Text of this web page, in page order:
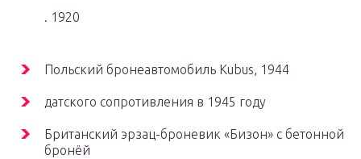
. 1920
Польский бронеавтомобиль Kubus, 1944
датского сопротивления в 1945 году
Британский эрзац-броневик «Бизон» с бетонной
бронёй